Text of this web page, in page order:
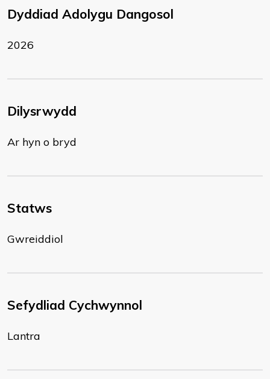
Dyddiad Adolygu Dangosol
2026
Dilysrwydd
Ar hyn o bryd
Statws
Gwreiddiol
Sefydliad Cychwynnol
Lantra